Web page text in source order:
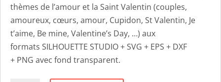
thèmes de l’amour et la Saint Valentin (couples,
amoureux, cœurs, amour, Cupidon, St Valentin, Je
t’aime, Be mine, Valentine’s Day, …) aux
formats SILHOUETTE STUDIO + SVG + EPS + DXF
+ PNG avec fond transparent.